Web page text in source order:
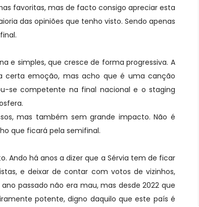
favoritas, mas de facto consigo apreciar esta
das opiniões que tenho visto. Sendo apenas
e simples, que cresce de forma progressiva. A
emoção, mas acho que é uma canção
se competente na final nacional e o staging
mas também sem grande impacto. Não é
que ficará pela semifinal.
Ando há anos a dizer que a Sérvia tem de ficar
e deixar de contar com votos de vizinhos,
passado não era mau, mas desde 2022 que
potente, digno daquilo que este país é